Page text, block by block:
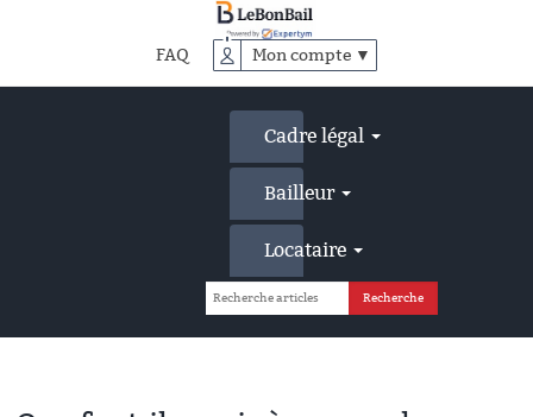
FAQ Mon compte ▼
Cadre légal
Bailleur
Locataire